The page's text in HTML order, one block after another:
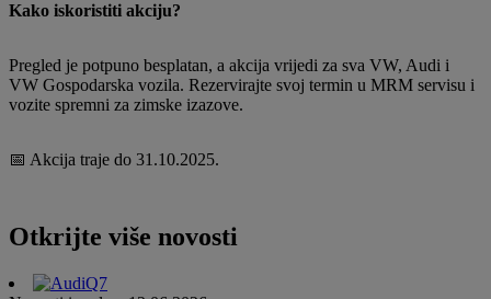
Kako iskoristiti akciju?
Pregled je potpuno besplatan, a akcija vrijedi za sva VW, Audi i
VW Gospodarska vozila. Rezervirajte svoj termin u MRM servisu i
vozite spremni za zimske izazove.
📅 Akcija traje do 31.10.2025.
Otkrijte više novosti